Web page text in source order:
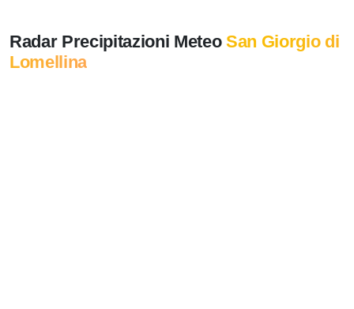
Radar Precipitazioni MeteoSan Giorgio di
Lomellina